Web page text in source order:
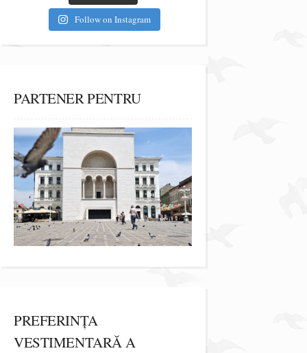
Follow on Instagram
PARTENER PENTRU
PREFERINȚA
VESTIMENTARĂ A